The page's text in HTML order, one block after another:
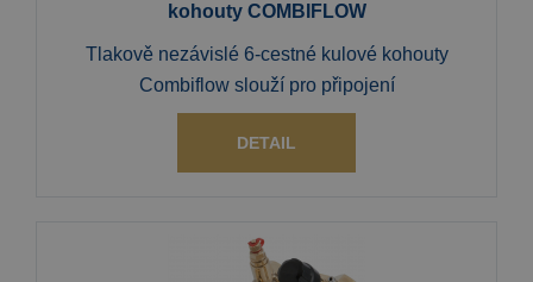
kohouty COMBIFLOW
Tlakově nezávislé 6-cestné kulové kohouty
Combiflow slouží pro připojení
DETAIL